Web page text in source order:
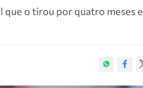
que o tirou por quatro meses e